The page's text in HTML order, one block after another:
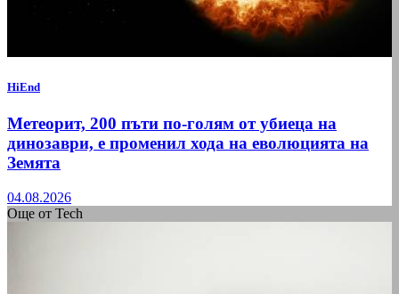
HiEnd
Метеорит, 200 пъти по-голям от убиеца на
динозаври, е променил хода на еволюцията на
Земята
04.08.2026
Още от Tech